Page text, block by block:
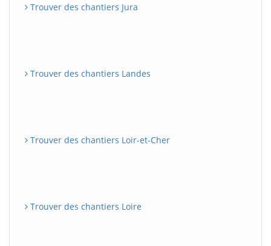
Trouver des chantiers Jura
Trouver des chantiers Landes
Trouver des chantiers Loir-et-Cher
Trouver des chantiers Loire